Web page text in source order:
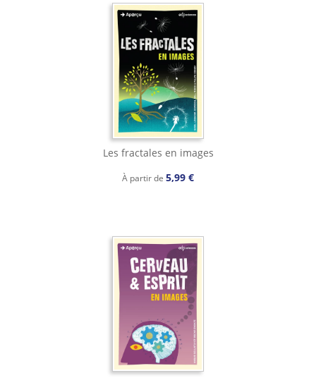
Les fractales en images
À partir de 5,99 €